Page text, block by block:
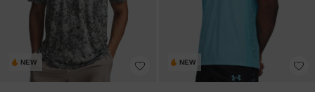
NEW NEW